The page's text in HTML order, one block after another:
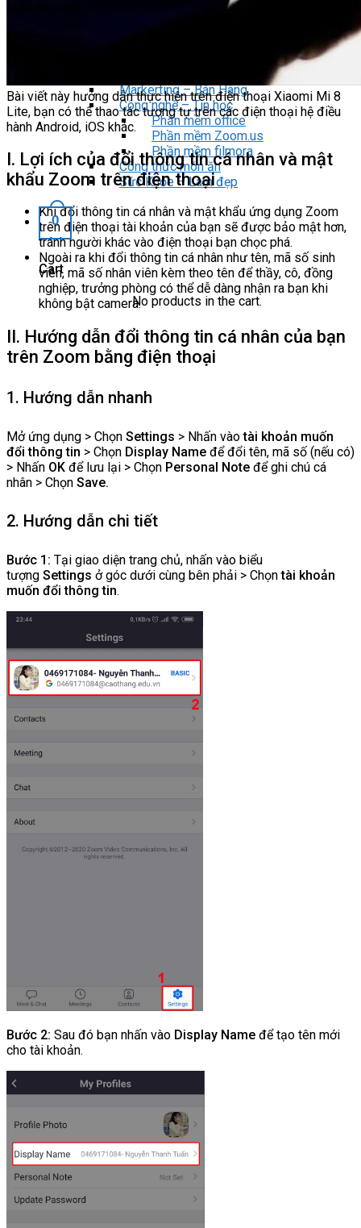
Markerting – Bán Hàng
Công nghệ – Tin học
Phần mềm office
Phần mềm Zoom.us
Phần mềm filmora
Công thức món ăn
Sức Khỏe – Làm đẹp
0
Cart
No products in the cart.
Bài viết này hướng dẫn thực hiện trên điện thoại Xiaomi Mi 8
Lite, bạn có thể thao tác tương tự trên các điện thoại hệ điều
hành Android, iOS khác.
I. Lợi ích của đổi thông tin cá nhân và mật
khẩu Zoom trên điện thoại
Khi đổi thông tin cá nhân và mật khẩu ứng dụng Zoom
trên điện thoại tài khoản của bạn sẽ được bảo mật hơn,
tránh người khác vào điện thoại bạn chọc phá.
Ngoài ra khi đổi thông tin cá nhân như tên, mã số sinh
viên, mã số nhân viên kèm theo tên để thầy, cô, đồng
nghiệp, trưởng phòng có thể dễ dàng nhận ra bạn khi
không bật camera.
II. Hướng dẫn đổi thông tin cá nhân của bạn
trên Zoom bằng điện thoại
1. Hướng dẫn nhanh
Mở ứng dụng > Chọn Settings > Nhấn vàotài khoản muốn
đổi thông tin > Chọn Display Name để đổi tên, mã số (nếu có)
> Nhấn OK để lưu lại > Chọn Personal Note để ghi chú cá
nhân > Chọn Save.
2. Hướng dẫn chi tiết
Bước 1: Tại giao diện trang chủ, nhấn vào biểu
tượng Settings ở góc dưới cùng bên phải > Chọntài khoản
muốn đổi thông tin.
Bước 2: Sau đó bạn nhấn vào Display Name để tạo tên mới
cho tài khoản.